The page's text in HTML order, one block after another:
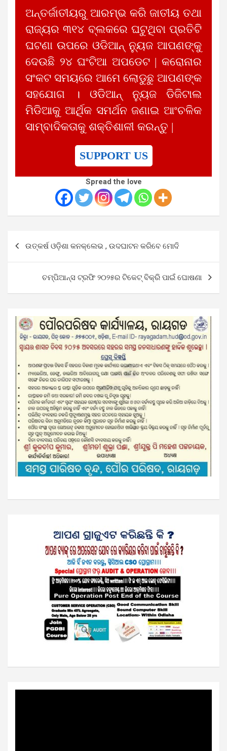
ଅନ୍ତର୍ଜାତୀୟରୁ ଆରମ୍ଭ କରି ଜାତୀୟ ତଥା
ରାଜ୍ୟର ୩୧୪ ବ୍ଲକରେ ଘଟୁଥିବା ପ୍ରତିଟି
ଘଟଣା ଉପରେ ଓଡିଆନ୍ ନ୍ୟୁଜ ଆପଣଙ୍କୁ
ଦେଉଛି ୨୪ ଘଂଟିଆ ଅପଡେଟ | କରୋନାର
ସଂକଟ ସମୟରେ ଆମେ ଲୋଡୁଛୁ ଆପଣଙ୍କ
ସହଯୋଗ । ଓଡିଆନ୍ ନ୍ୟୁଜ ଡିଜିଟାଲ
ମିଡିଆକୁ ଆର୍ଥିକ ସମର୍ଥନ ଜଣାଇ ଆଂଚଳିକ
ସାମ୍ବାଦିକତାକୁ ଶକ୍ତିଶାଳୀ କରନ୍ତୁ |
SUPPORT US
Spread the love
navigation
ଉତ୍କର୍ଷ ଓଡ଼ିଶା କନକ୍ଲେଭ , ଉଦଘାଟନ କରିବେ ମୋଦି
ଚମ୍ପିଆନ୍ସ ଟ୍ରଫି ୨୦୨୫ର ଟିକେଟ୍ ବିକ୍ରି ପାଇଁ ଘୋଷଣା